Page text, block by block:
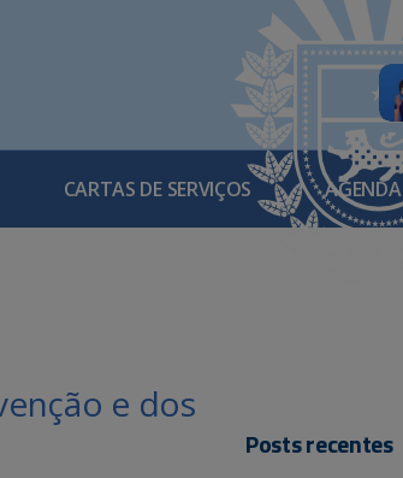
CARTAS DE SERVIÇOS AGENDA
e dos
Posts recentes